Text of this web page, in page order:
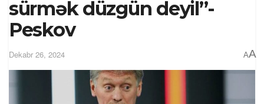
sürmək düzgün deyil”-
Peskov
Dekabr 26, 2024 AA